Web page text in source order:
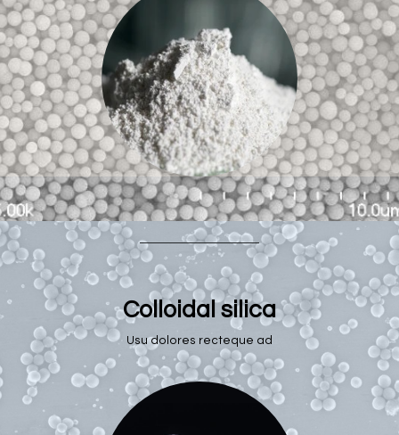
Colloidal silica
Usu dolores recteque ad